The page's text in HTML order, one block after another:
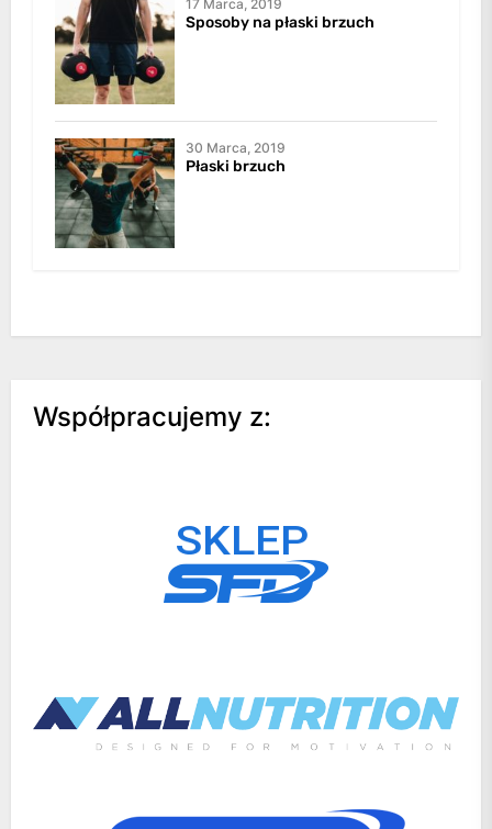
17 Marca, 2019
Sposoby na płaski brzuch
30 Marca, 2019
Płaski brzuch
Współpracujemy z: